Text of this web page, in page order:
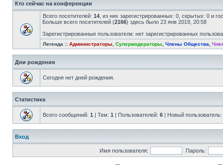
Кто сейчас на конференции
Всего посетителей: 14 , из них зарегистрированных: 0, скрытых: 0 и
Больше всего посетителей (2166) здесь было 23 янв 2019, 20:58
Зарегистрированные пользователи: нет зарегистрированных
Легенда :: Администраторы Супермодераторы Члены Общества
Дни рождения
Сегодня нет дней рождения.
Статистика
Всего сообщений: 1 | Тем: 1 | Пользователей: 6 | Новый пользователь:
Вход
Имя пользователя: Пароль: